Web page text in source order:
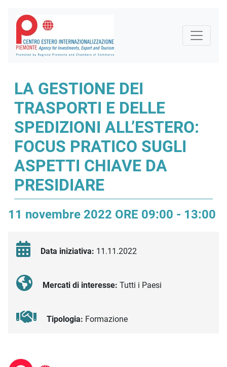
LA GESTIONE DEI
TRASPORTI E DELLE
SPEDIZIONI ALL’ESTERO:
FOCUS PRATICO SUGLI
ASPETTI CHIAVE DA
PRESIDIARE
11 novembre 2022 ORE 09:00 - 13:00
Data iniziativa: 11.11.2022
Mercati di interesse: Tutti i Paesi
Tipologia: Formazione
Descrizione iniziativa